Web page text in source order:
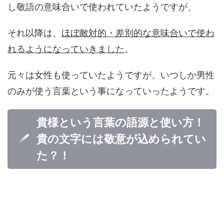
し敬語の意味合いで使われていたようですが、
それ以降は、 ほぼ敵対的・差別的な意味合いで使わ
れるようになっていきました。
元々は女性も使っていたようですが、いつしか男性
のみが使う言葉という事になっていったようです。
貴様という言葉の語源と使い方！
貴の文字には敬意が込められてい
た？！